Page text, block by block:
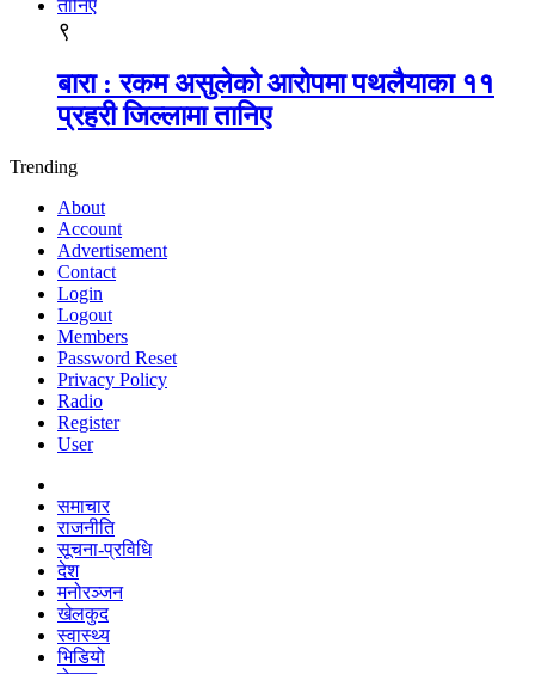
९
बारा : रकम असुलेको आरोपमा पथलैयाका ११
प्रहरी जिल्लामा तानिए
Trending
About
Account
Advertisement
Contact
Login
Logout
Members
Password Reset
Privacy Policy
Radio
Register
User
समाचार
राजनीति
सूचना-प्रविधि
देश
मनोरञ्जन
खेलकुद
स्वास्थ्य
भिडियो